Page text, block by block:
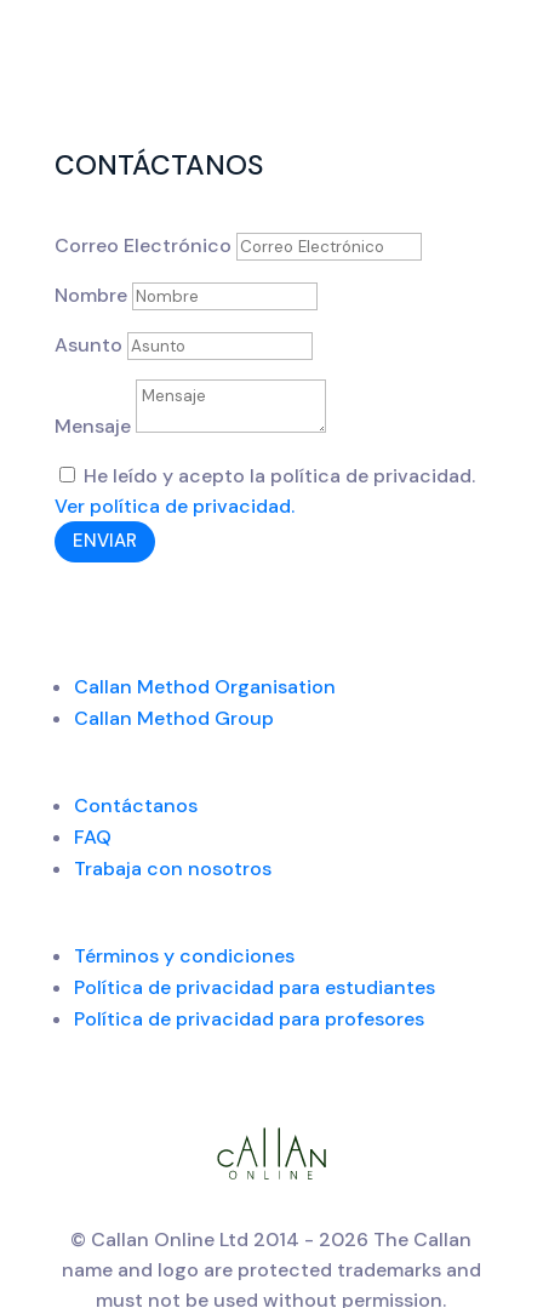
CONTÁCTANOS
Correo Electrónico
Nombre
Asunto
Mensaje
He leído y acepto la política de privacidad.
Ver política de privacidad.
ENVIAR
Callan Method Organisation
Callan Method Group
Contáctanos
FAQ
Trabaja con nosotros
Términos y condiciones
Política de privacidad para estudiantes
Política de privacidad para profesores
© Callan Online Ltd 2014 - 2026 The Callan
name and logo are protected trademarks and
must not be used without permission.